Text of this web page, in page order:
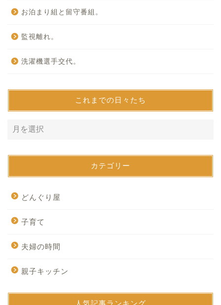
お泊まり組と留守番組。
監視離れ。
洗濯機選手交代。
これまでの日々たち
カテゴリー
どんぐり屋
子育て
夫婦の時間
親子キッチン